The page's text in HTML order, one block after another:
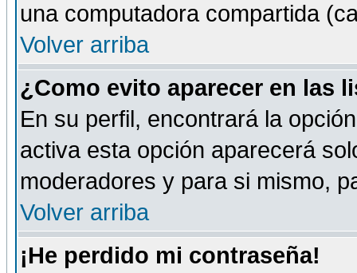
una computadora compartida
Volver arriba
¿Como evito aparecer en las
En su perfil, encontrará la
activa esta opción aparecerá
moderadores y para si mismo,
Volver arriba
¡He perdido mi contraseña!